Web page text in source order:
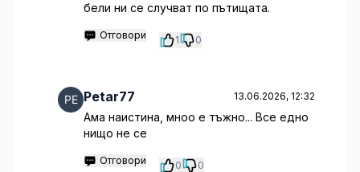
бели ни се случват по пътищата.
Отговори 1 0
Petar77 13.06.2026, 12:32
Ама наистина, мноо е тъжно... Все едно
нищо не се
Отговори 0 0